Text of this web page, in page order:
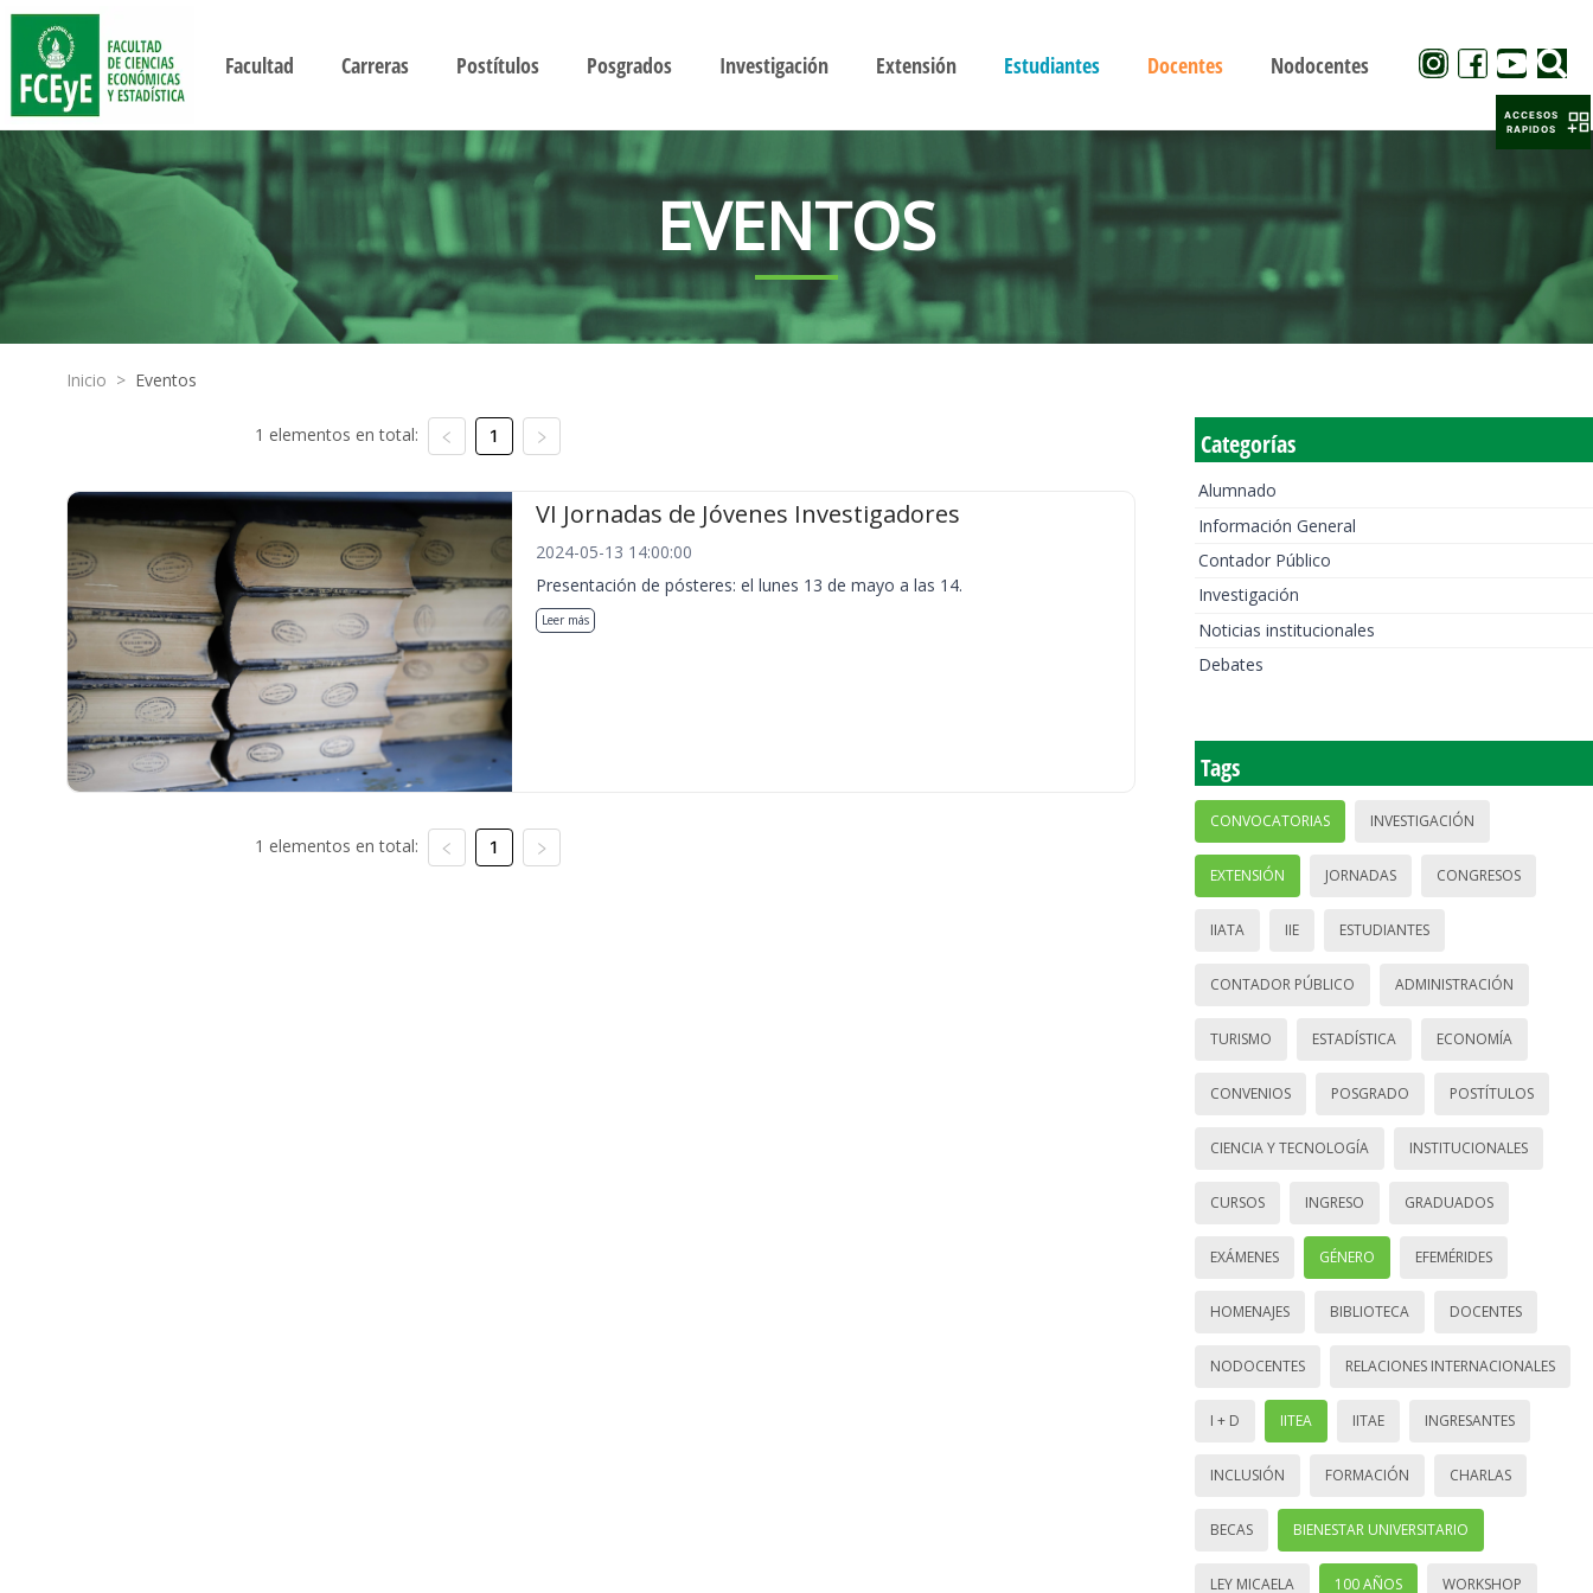
Facultad Carreras Postítulos Posgrados Investigación Extensión Estudiantes Docentes Nodocentes
EVENTOS
Inicio > Eventos
1 elementos en total: 1
VI Jornadas de Jóvenes Investigadores
2024-05-13 14:00:00
Presentación de pósteres: el lunes 13 de mayo a las 14.
Leer más
1 elementos en total: 1
Categorías
Alumnado
Información General
Contador Público
Investigación
Noticias institucionales
Debates
Tags
CONVOCATORIAS INVESTIGACIÓN
EXTENSIÓN JORNADAS CONGRESOS
IIATA IIE ESTUDIANTES
CONTADOR PÚBLICO ADMINISTRACIÓN
TURISMO ESTADÍSTICA ECONOMÍA
CONVENIOS POSGRADO POSTÍTULOS
CIENCIA Y TECNOLOGÍA INSTITUCIONALES
CURSOS INGRESO GRADUADOS
EXÁMENES GÉNERO EFEMÉRIDES
HOMENAJES BIBLIOTECA DOCENTES
NODOCENTES RELACIONES INTERNACIONALES
I + D IITEA IITAE INGRESANTES
INCLUSIÓN FORMACIÓN CHARLAS
BECAS BIENESTAR UNIVERSITARIO
LEY MICAELA 100 AÑOS WORKSHOP
ACCESOS
RAPIDOS